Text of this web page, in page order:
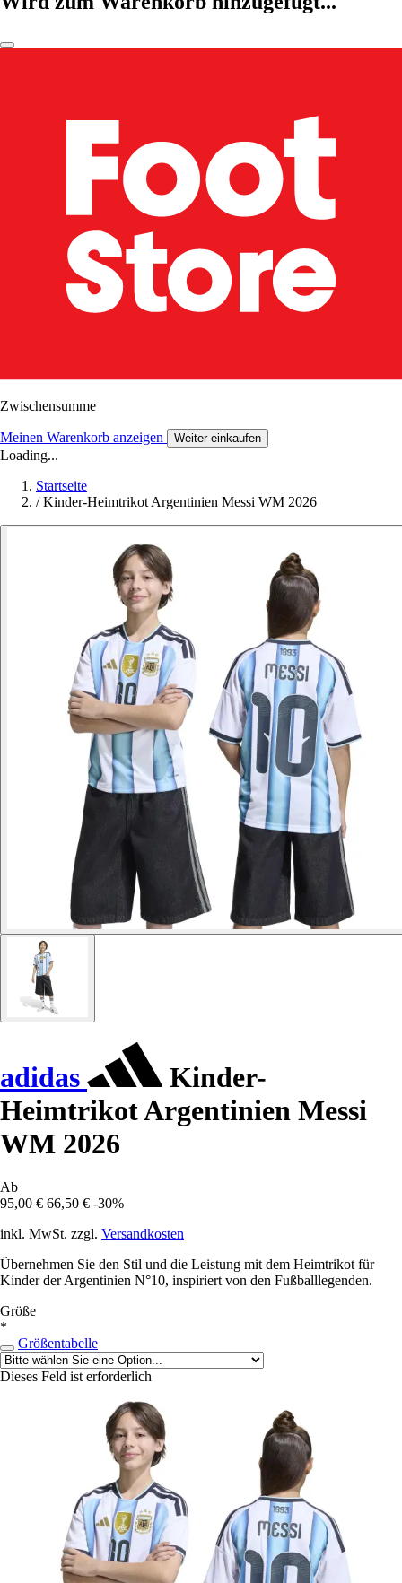
Zwischensumme
Meinen Warenkorb anzeigen Weiter einkaufen
Loading...
Startseite
/ Kinder-Heimtrikot Argentinien Messi WM 2026
adidas
Kinder-
Heimtrikot Argentinien Messi
WM 2026
Ab
95,00 € 66,50 € -30%
inkl. MwSt. zzgl. Versandkosten
Übernehmen Sie den Stil und die Leistung mit dem Heimtrikot für
Kinder der Argentinien N°10, inspiriert von den Fußballlegenden.
Größe
*
Größentabelle
Dieses Feld ist erforderlich